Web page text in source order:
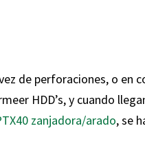
de perforaciones, o en
HDD’s, y cuando
zanjadora/arado, se